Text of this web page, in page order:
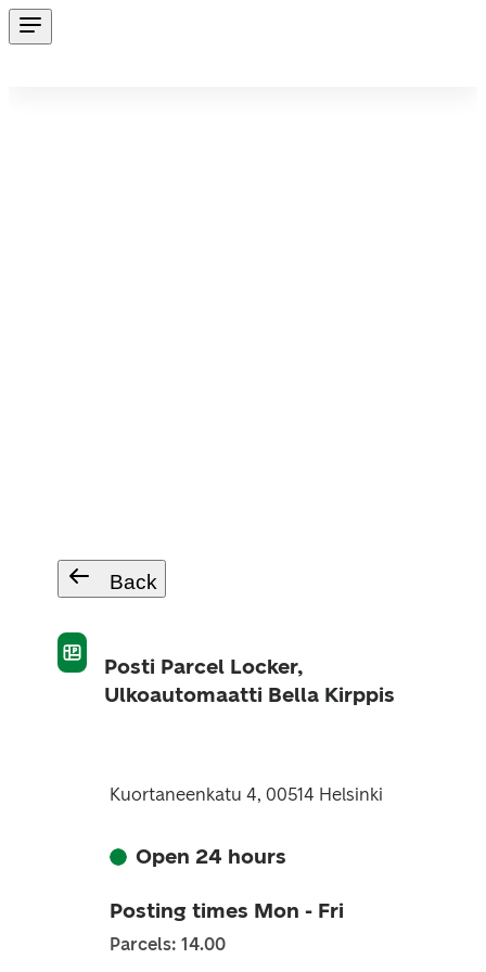
Back
Posti Parcel Locker,
Ulkoautomaatti Bella Kirppis
Kuortaneenkatu 4, 00514 Helsinki
Open 24 hours
Posting times Mon - Fri
Parcels: 14.00